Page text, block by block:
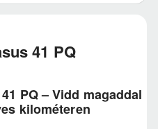
41 PQ
PQ – Vidd magaddal
kilométeren